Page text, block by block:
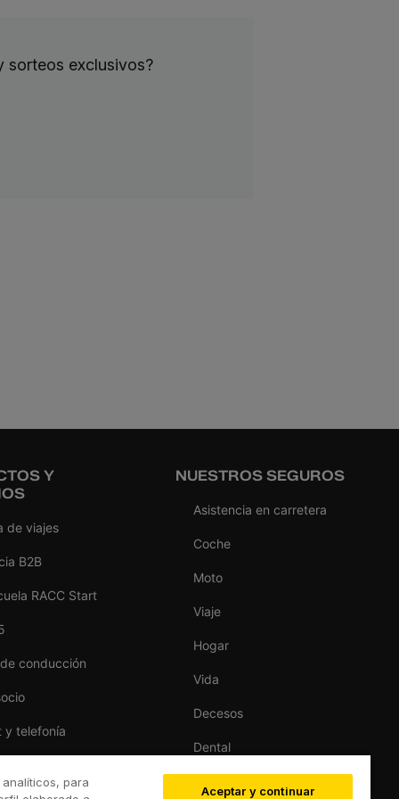
sorteos exclusivos?
Y
de viajes
B2B
RACC Start
conducción
y telefonía
NUESTROS SEGUROS
Asistencia en carretera
Coche
Moto
Viaje
Hogar
Vida
Decesos
Dental
para
Aceptar y continuar